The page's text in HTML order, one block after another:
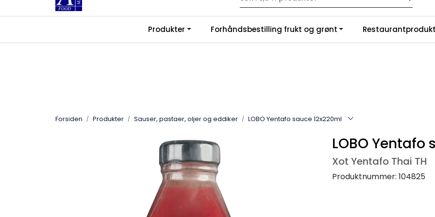
Skip to main content Velkommen til vår nye nettbutikk! Trykk her for å lese mer
Ledige stillinger | Franchise | Om oss
Produkter Forhåndsbestilling frukt og grønt
Forsiden Produkter Sauser, pastaer, oljer og eddiker LOBO Yentafo sauce 12x220ml
LOBO Yentafo
Xot Yentafo Thai TH
Produktnummer: 104825